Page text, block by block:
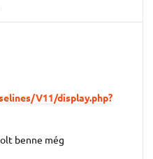
V11/display.php?
benne még